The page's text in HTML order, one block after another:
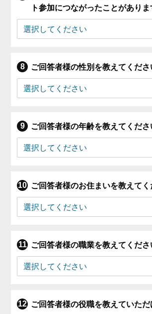
ト参加につながったことがありま
ご回答者様の性別を教えてくださ
ご回答者様の年齢を教えてくださ
ご回答者様のお住まいを教えてく
ご回答者様の職業を教えてくださ
ご回答者様の役職を教えていただ